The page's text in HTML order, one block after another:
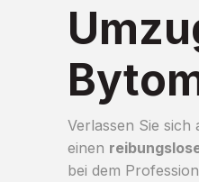
Verlassen Sie
einen
bei dem